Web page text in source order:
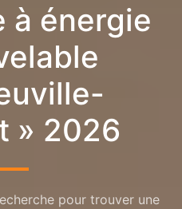
à énergie
» 2026
pour trouver une